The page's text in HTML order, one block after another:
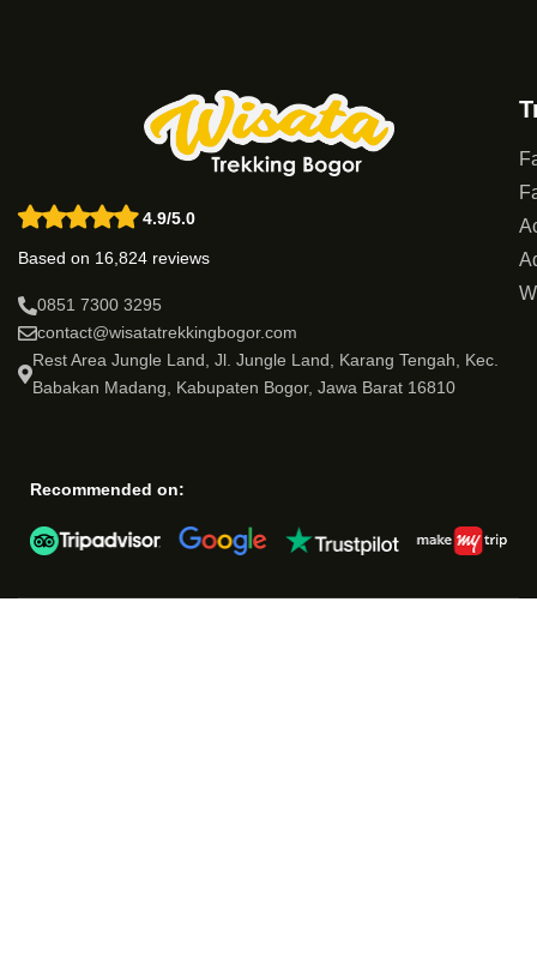
4.9/5.0
Based on 16,824 reviews
0851 7300 3295
contact@wisatatrekkingbogor.com
Rest Area Jungle Land, Jl. Jungle Land, Karang Tengah, Kec.
Babakan Madang, Kabupaten Bogor, Jawa Barat 16810
Recommended on: